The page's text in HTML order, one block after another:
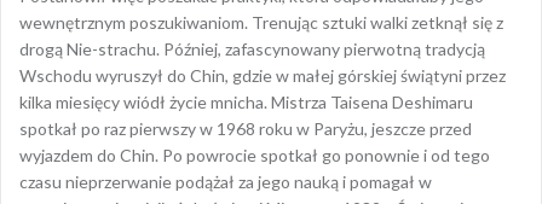
wewnętrznym poszukiwaniom. Trenując sztuki walki zetknął się z
drogą Nie-strachu. Później, zafascynowany pierwotną tradycją
Wschodu wyruszył do Chin, gdzie w małej górskiej świątyni przez
kilka miesięcy wiódł życie mnicha. Mistrza Taisena Deshimaru
spotkał po raz pierwszy w 1968 roku w Paryżu, jeszcze przed
wyjazdem do Chin. Po powrocie spotkał go ponownie i od tego
czasu nieprzerwanie podążał za jego nauką i pomagał w